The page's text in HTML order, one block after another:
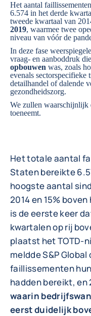
Het aantal
6.574 in het derde
tweede kwartaal van
2019, waarmee twee
niveau van vóór de
In deze fase
vraag- en aanboddruk die
opbouwen was, zoals
evenals sectorspecifieke
detailhandel of dalende
gezondheidszorg.
We zullen
toeneemt.
Het totale aantal
Staten bereikte
hoogste aantal
2014 en 15%
is de eerste keer
kwartalen op rij
plaatst het TOTD-
meldde S&P
faillissementen
hadden bereikt, en
waarin
eerst duidelijk